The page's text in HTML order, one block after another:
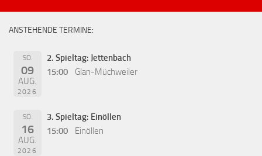
ANSTEHENDE TERMINE:
SO.
09
AUG.
2026
2. Spieltag: Jettenbach
15:00
Glan-Müchweiler
SO.
16
AUG.
2026
3. Spieltag: Einöllen
15:00
Einöllen